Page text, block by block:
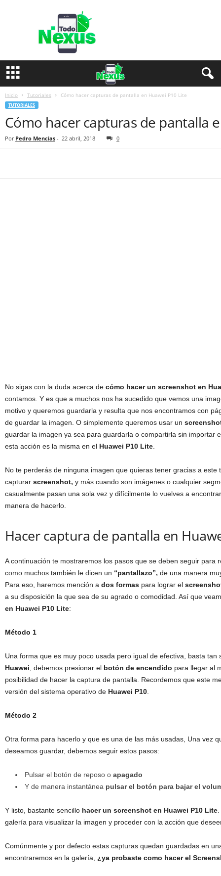
e
Inicio Tutoriales Cómo hacer capturas de pantalla en Huawei P10 Lite
TUTORIALES
Cómo hacer capturas de pantalla
Por Pedro Mencias - 22 abril, 2018 0
No sigas con la duda acerca de cómo hacer un screenshot en
contamos. Y es que a muchos nos ha sucedido que vemos una
motivo y queremos guardarla y resulta que nos encontramos con
de guardar la imagen. O simplemente queremos usar un
guardar la imagen ya sea para guardarla o compartirla sin importar
esta acción es la misma en el Huawei P10 Lite.
No te perderás de ninguna imagen que quieras tener gracias a este
capturar screenshot, y más cuando son imágenes o cualquier
casualmente pasan una sola vez y difícilmente lo vuelves a
manera de hacerlo.
Hacer captura de pantalla en
A continuación te mostraremos los pasos que se deben seguir para
como muchos también le dicen un “pantallazo”, de una manera
Para eso, haremos mención a dos formas para lograr el
a su disposición la que sea de su agrado o comodidad. Así que
en Huawei P10 Lite:
Método 1
Una forma que es muy poco usada pero igual de efectiva, basta tan
Huawei, debemos presionar el botón de encendido para llegar al
posibilidad de hacer la captura de pantalla. Recordemos que este
versión del sistema operativo de Huawei P10.
Método 2
Otra forma para hacerlo y que es una de las más usadas, Una vez
deseamos guardar, debemos seguir estos pasos:
Pulsar el botón de reposo o apagado
Y de manera instantánea pulsar el botón para bajar el
Y listo, bastante sencillo hacer un screenshot en Huawei P10 Lite
galería para visualizar la imagen y proceder con la acción que
Comúnmente y por defecto estas capturas quedan guardadas en
encontraremos en la galería, ¿ya probaste como hacer el